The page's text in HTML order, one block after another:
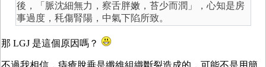
後，「脈沈細無力，察舌胖嫩，苔少而潤」，心知是房
事過度，秏傷腎陽，中氣下陷所致。
那 LGJ 是這個原因嗎？